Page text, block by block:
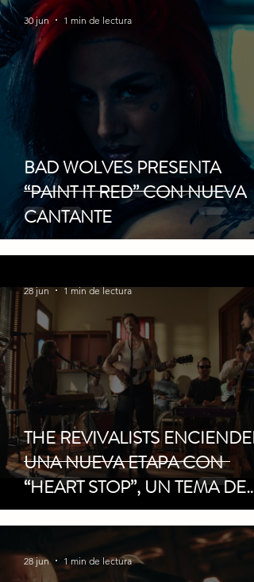
BAD WOLVES PRESENTA
“PAINT IT RED” CON NUEVA
CANTANTE
30 jun 1 min de lectura
THE REVIVALISTS ENCIENDEN
UNA NUEVA ETAPA CON
“HEART STOP”, UN TEMA DE
ROCK, SOUL Y EMOCIÓN
28 jun 1 min de lectura
28 jun 1 min de lectura